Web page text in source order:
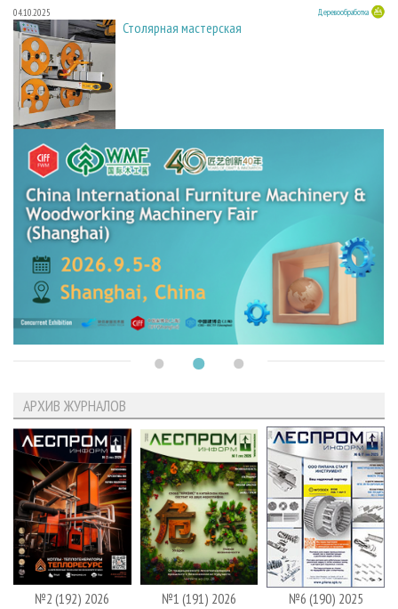
04.10.2025 Деревообработка
Столярная мастерская
АРХИВ ЖУРНАЛОВ
№2 (192) 2026 №1 (191) 2026 №6 (190) 2025